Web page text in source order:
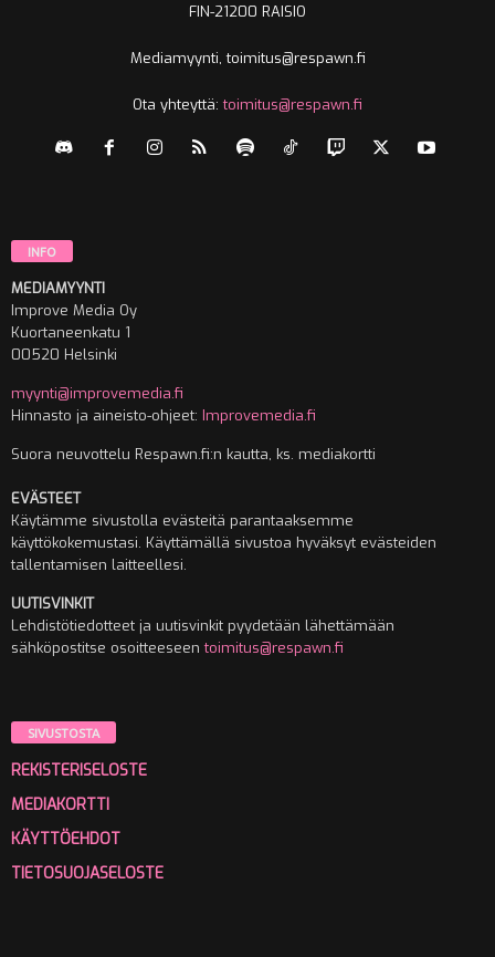
FIN-21200 RAISIO
Mediamyynti, toimitus@respawn.fi
Ota yhteyttä:toimitus@respawn.fi
INFO
MEDIAMYYNTI
Improve Media Oy
Kuortaneenkatu 1
00520 Helsinki
myynti@improvemedia.fi
Hinnasto ja aineisto-ohjeet: Improvemedia.fi
Suora neuvottelu Respawn.fi:n kautta, ks. mediakortti
EVÄSTEET
Käytämme sivustolla evästeitä parantaaksemme
käyttökokemustasi. Käyttämällä sivustoa hyväksyt evästeiden
tallentamisen laitteellesi.
UUTISVINKIT
Lehdistötiedotteet ja uutisvinkit pyydetään lähettämään
sähköpostitse osoitteeseentoimitus@respawn.fi
SIVUSTOSTA
REKISTERISELOSTE
MEDIAKORTTI
KÄYTTÖEHDOT
TIETOSUOJASELOSTE